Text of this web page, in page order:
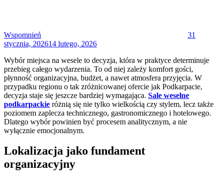
Wspomnień
31
stycznia, 202614 lutego, 2026
Wybór miejsca na wesele to decyzja, która w praktyce determinuje
przebieg całego wydarzenia. To od niej zależy komfort gości,
płynność organizacyjna, budżet, a nawet atmosfera przyjęcia. W
przypadku regionu o tak zróżnicowanej ofercie jak Podkarpacie,
decyzja staje się jeszcze bardziej wymagająca. Sale weselne
podkarpackie różnią się nie tylko wielkością czy stylem, lecz także
poziomem zaplecza technicznego, gastronomicznego i hotelowego.
Dlatego wybór powinien być procesem analitycznym, a nie
wyłącznie emocjonalnym.
Lokalizacja jako fundament
organizacyjny